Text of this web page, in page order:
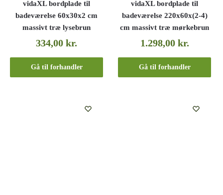
vidaXL bordplade til
badeværelse 60x30x2 cm
massivt træ lysebrun
334,00kr.
Gå til forhandler
vidaXL bordplade til
badeværelse 220x60x(2-4)
cm massivt træ mørkebrun
1.298,00 kr.
Gå til forhandler